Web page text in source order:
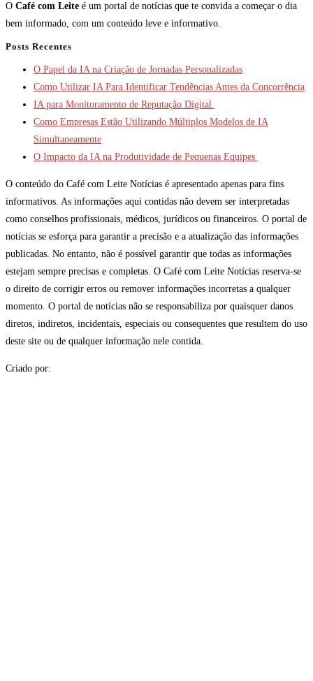
O Café com Leite é um portal de notícias que te convida a começar o dia
bem informado, com um conteúdo leve e informativo.
Posts Recentes
O Papel da IA na Criação de Jornadas Personalizadas
Como Utilizar IA Para Identificar Tendências Antes da Concorrência
IA para Monitoramento de Reputação Digital
Como Empresas Estão Utilizando Múltiplos Modelos de IA
Simultaneamente
O Impacto da IA na Produtividade de Pequenas Equipes
O conteúdo do Café com Leite Notícias é apresentado apenas para fins
informativos. As informações aqui contidas não devem ser interpretadas
como conselhos profissionais, médicos, jurídicos ou financeiros. O portal de
notícias se esforça para garantir a precisão e a atualização das informações
publicadas. No entanto, não é possível garantir que todas as informações
estejam sempre precisas e completas. O Café com Leite Notícias reserva-se
o direito de corrigir erros ou remover informações incorretas a qualquer
momento. O portal de notícias não se responsabiliza por quaisquer danos
diretos, indiretos, incidentais, especiais ou consequentes que resultem do uso
deste site ou de qualquer informação nele contida.
Criado por: